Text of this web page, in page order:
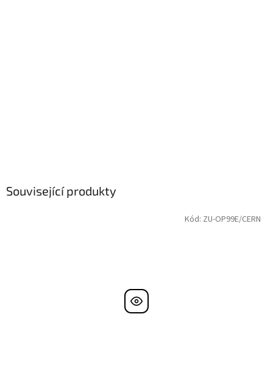
Související produkty
Kód: ZU-OP99E/CERN